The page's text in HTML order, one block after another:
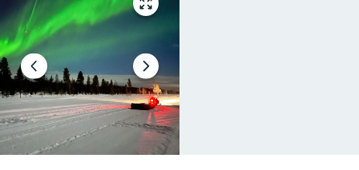
Gå
till
Föregående
bild
Nästa
bildspel